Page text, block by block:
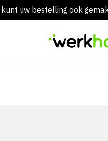
kunt uw bestelling ook